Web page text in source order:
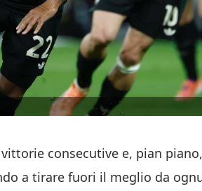
consecutive e, pian
a tirare fuori il meglio da